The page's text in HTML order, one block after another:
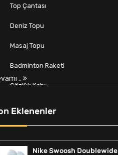
Top Çantası
Deniz Topu
Masaj Topu
Badminton Raketi
Gözlük Kabı
Spor Softshell & Polar
Zıplama Kutusu
..
Eklenenler
Nike Swoosh Doublewide